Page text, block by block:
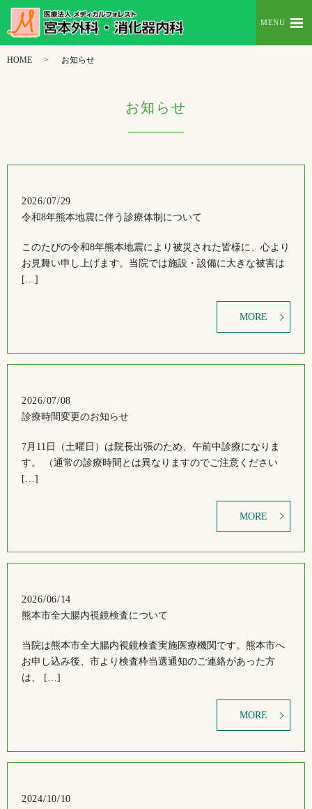
MENU
HOME お知らせ
お知らせ
2026/07/29
令和8年熊本地震に伴う診療体制について
このたびの令和8年熊本地震により被災された皆様に、心より
お見舞い申し上げます。当院では施設・設備に大きな被害は
[…]
MORE
2026/07/08
診療時間変更のお知らせ
7月11日（土曜日）は院長出張のため、午前中診療になりま
す。 （通常の診療時間とは異なりますのでご注意ください
[…]
MORE
2026/06/14
熊本市全大腸内視鏡検査について
当院は熊本市全大腸内視鏡検査実施医療機関です。熊本市へ
お申し込み後、市より検査枠当選通知のご連絡があった方
は、 […]
MORE
2024/10/10